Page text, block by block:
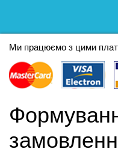
Ми працюємо з цими